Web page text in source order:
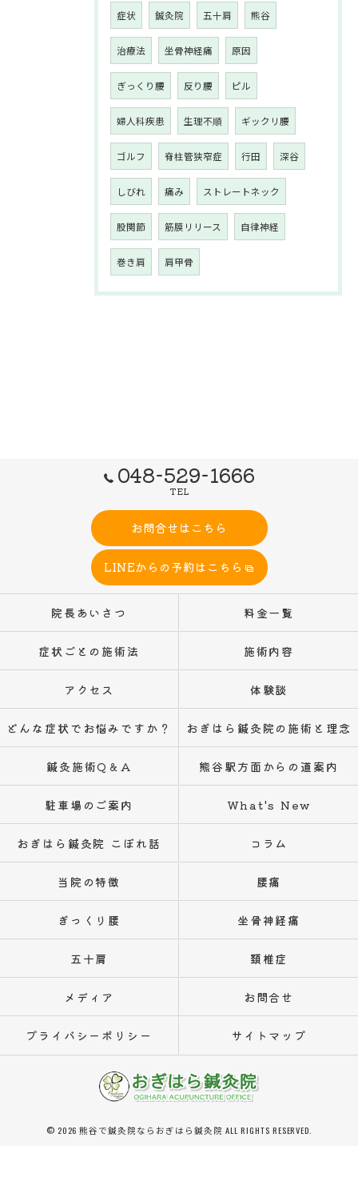
症状 鍼灸院 五十肩 熊谷
治療法 坐骨神経痛 原因
ぎっくり腰 反り腰 ピル
婦人科疾患 生理不順 ギックリ腰
ゴルフ 脊柱管狭窄症 行田 深谷
しびれ 痛み ストレートネック
股関節 筋膜リリース 自律神経
巻き肩 肩甲骨
048-529-1666
TEL
お問合せはこちら
LINEからの予約はこちら
院長あいさつ 料金一覧
症状ごとの施術法 施術内容
アクセス 体験談
どんな症状でお悩みですか？ おぎはら鍼灸院の施術と理念
鍼灸施術Q＆A 熊谷駅方面からの道案内
駐車場のご案内 What's New
おぎはら鍼灸院 こぼれ話 コラム
当院の特徴 腰痛
ぎっくり腰 坐骨神経痛
五十肩 頚椎症
メディア お問合せ
プライバシーポリシー サイトマップ
© 2026 熊谷で鍼灸院ならおぎはら鍼灸院 ALL RIGHTS RESERVED.